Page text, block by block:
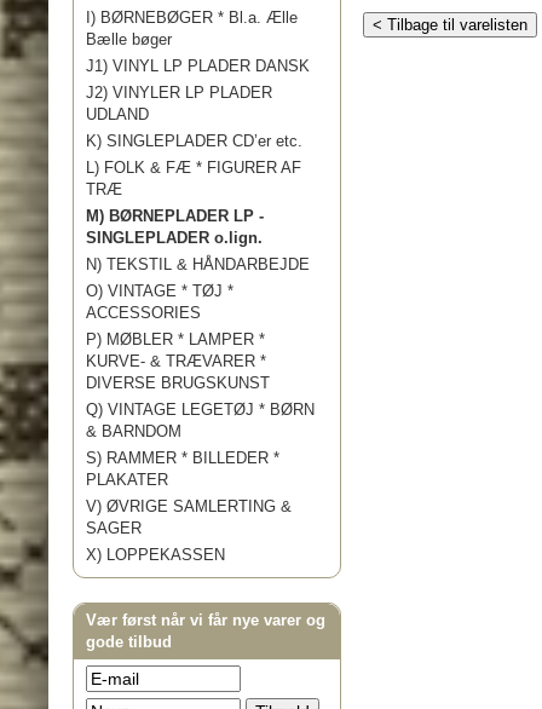
I) BØRNEBØGER * Bl.a. Ælle
Bælle bøger
J1) VINYL LP PLADER DANSK
J2) VINYLER LP PLADER
UDLAND
K) SINGLEPLADER CD’er etc.
L) FOLK & FÆ * FIGURER AF
TRÆ
M) BØRNEPLADER LP -
SINGLEPLADER o.lign.
N) TEKSTIL & HÅNDARBEJDE
O) VINTAGE * TØJ *
ACCESSORIES
P) MØBLER * LAMPER *
KURVE- & TRÆVARER *
DIVERSE BRUGSKUNST
Q) VINTAGE LEGETØJ * BØRN
& BARNDOM
S) RAMMER * BILLEDER *
PLAKATER
V) ØVRIGE SAMLERTING &
SAGER
X) LOPPEKASSEN
Vær først når vi får nye varer og
gode tilbud
< Tilbage til varelisten